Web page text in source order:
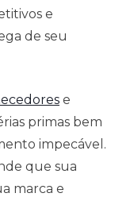
e
de seu
e
primas bem
impecável.
que sua
marca e